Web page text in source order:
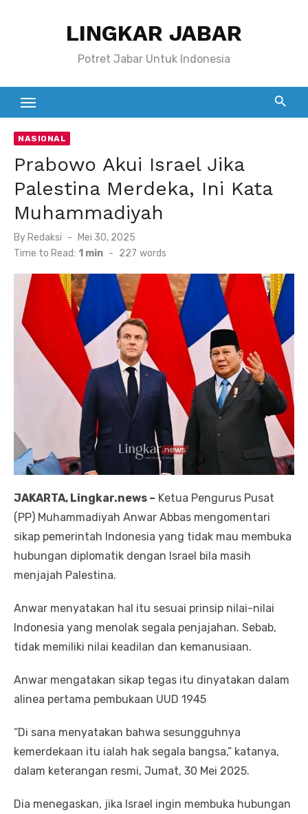
LINGKAR JABAR
Potret Jabar Untuk Indonesia
NASIONAL
Prabowo Akui Israel Jika
Palestina Merdeka, Ini Kata
Muhammadiyah
By Redaksi
Posted
on
Mei 30, 2025
Time to Read: 1 min - 227 words
JAKARTA, Lingkar.news – Ketua Pengurus Pusat
(PP) Muhammadiyah Anwar Abbas mengomentari
sikap pemerintah Indonesia yang tidak mau membuka
hubungan diplomatik dengan Israel bila masih
menjajah Palestina.
Anwar menyatakan hal itu sesuai prinsip nilai-nilai
Indonesia yang menolak segala penjajahan. Sebab,
tidak memiliki nilai keadilan dan kemanusiaan.
Anwar mengatakan sikap tegas itu dinyatakan dalam
alinea pertama pembukaan UUD 1945
“Di sana menyatakan bahwa sesungguhnya
kemerdekaan itu ialah hak segala bangsa,” katanya,
dalam keterangan resmi, Jumat, 30 Mei 2025.
Dia menegaskan, jika Israel ingin membuka hubungan